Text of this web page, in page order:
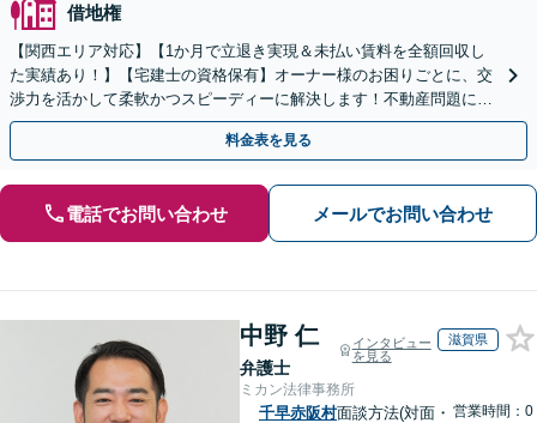
借地権
【関西エリア対応】【1か月で立退き実現＆未払い賃料を全額回収し
た実績あり！】【宅建士の資格保有】オーナー様のお困りごとに、交
渉力を活かして柔軟かつスピーディーに解決します！不動産問題に幅
広く対応しています。
料金表を見る
電話でお問い合わせ メールでお問い合わせ
中野 仁
弁護士
インタビュー
を見る
滋賀県
ミカン法律事務所
千早赤阪村面談方法(対面・ 営業時間：0